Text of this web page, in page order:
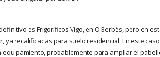
es Frigoríficos Vigo, en O Berbés, pero en
ya recalificadas para suelo residencial. En este
probablemente para ampliar el